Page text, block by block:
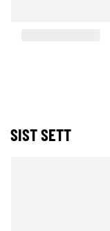
SIST SETT